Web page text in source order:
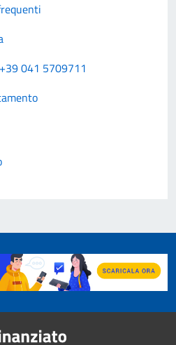
041 5709711